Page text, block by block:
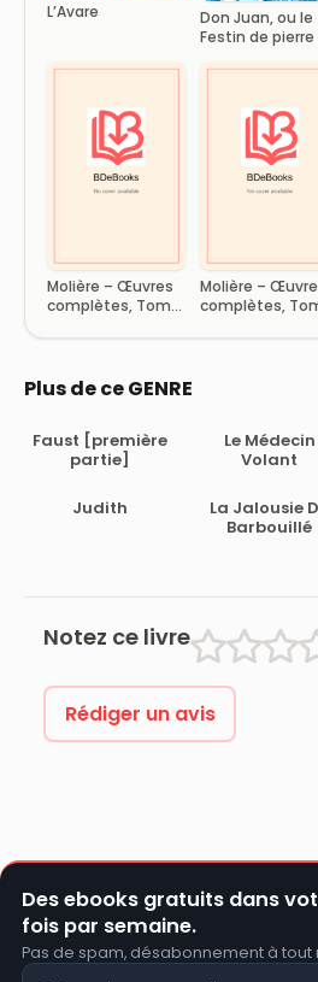
L’Avare
Don Juan, ou le
Festin de pierre
Molière – Œuvres
complètes, Tome
Molière –
complètes,
Plus de ce GENRE
Faust [première
partie]
Le Médecin
Volant
Judith
La Jalousie
Barbouillé
Notez ce livre
Rédiger un avis
Des ebooks gratuits dans
fois par semaine.
Pas de spam, désabonnement à tout